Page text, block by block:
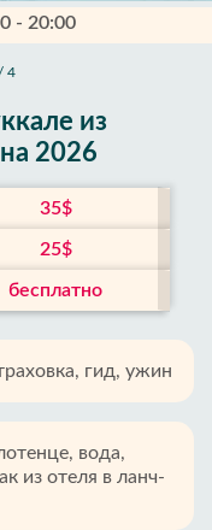
- 20:00
/ 4
из
2026
35$
25$
бесплатно
гид, ужин
вода,
из отеля в ланч-